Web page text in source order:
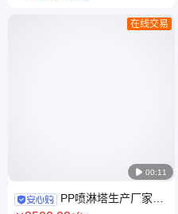
 00:11
在线交易
PP喷淋塔生产厂家施